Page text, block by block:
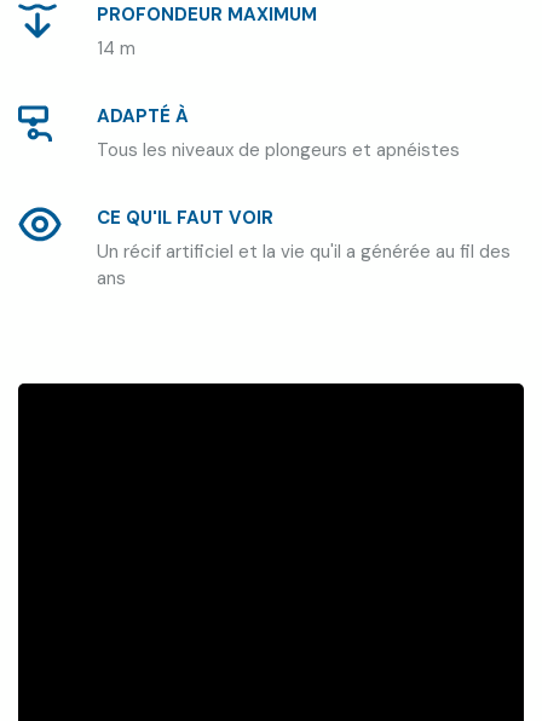
PROFONDEUR MAXIMUM
14 m
ADAPTÉ À
Tous les niveaux de plongeurs et apnéistes
CE QU'IL FAUT VOIR
Un récif artificiel et la vie qu'il a générée au fil des
ans